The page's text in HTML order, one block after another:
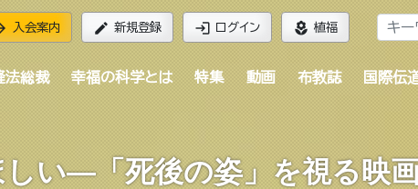
入会案内 edit 新規登録 login ログイン local_florist 植福
法総裁 幸福の科学とは 特集 動画 布教誌 国際伝
い―「死後の姿」を視る映